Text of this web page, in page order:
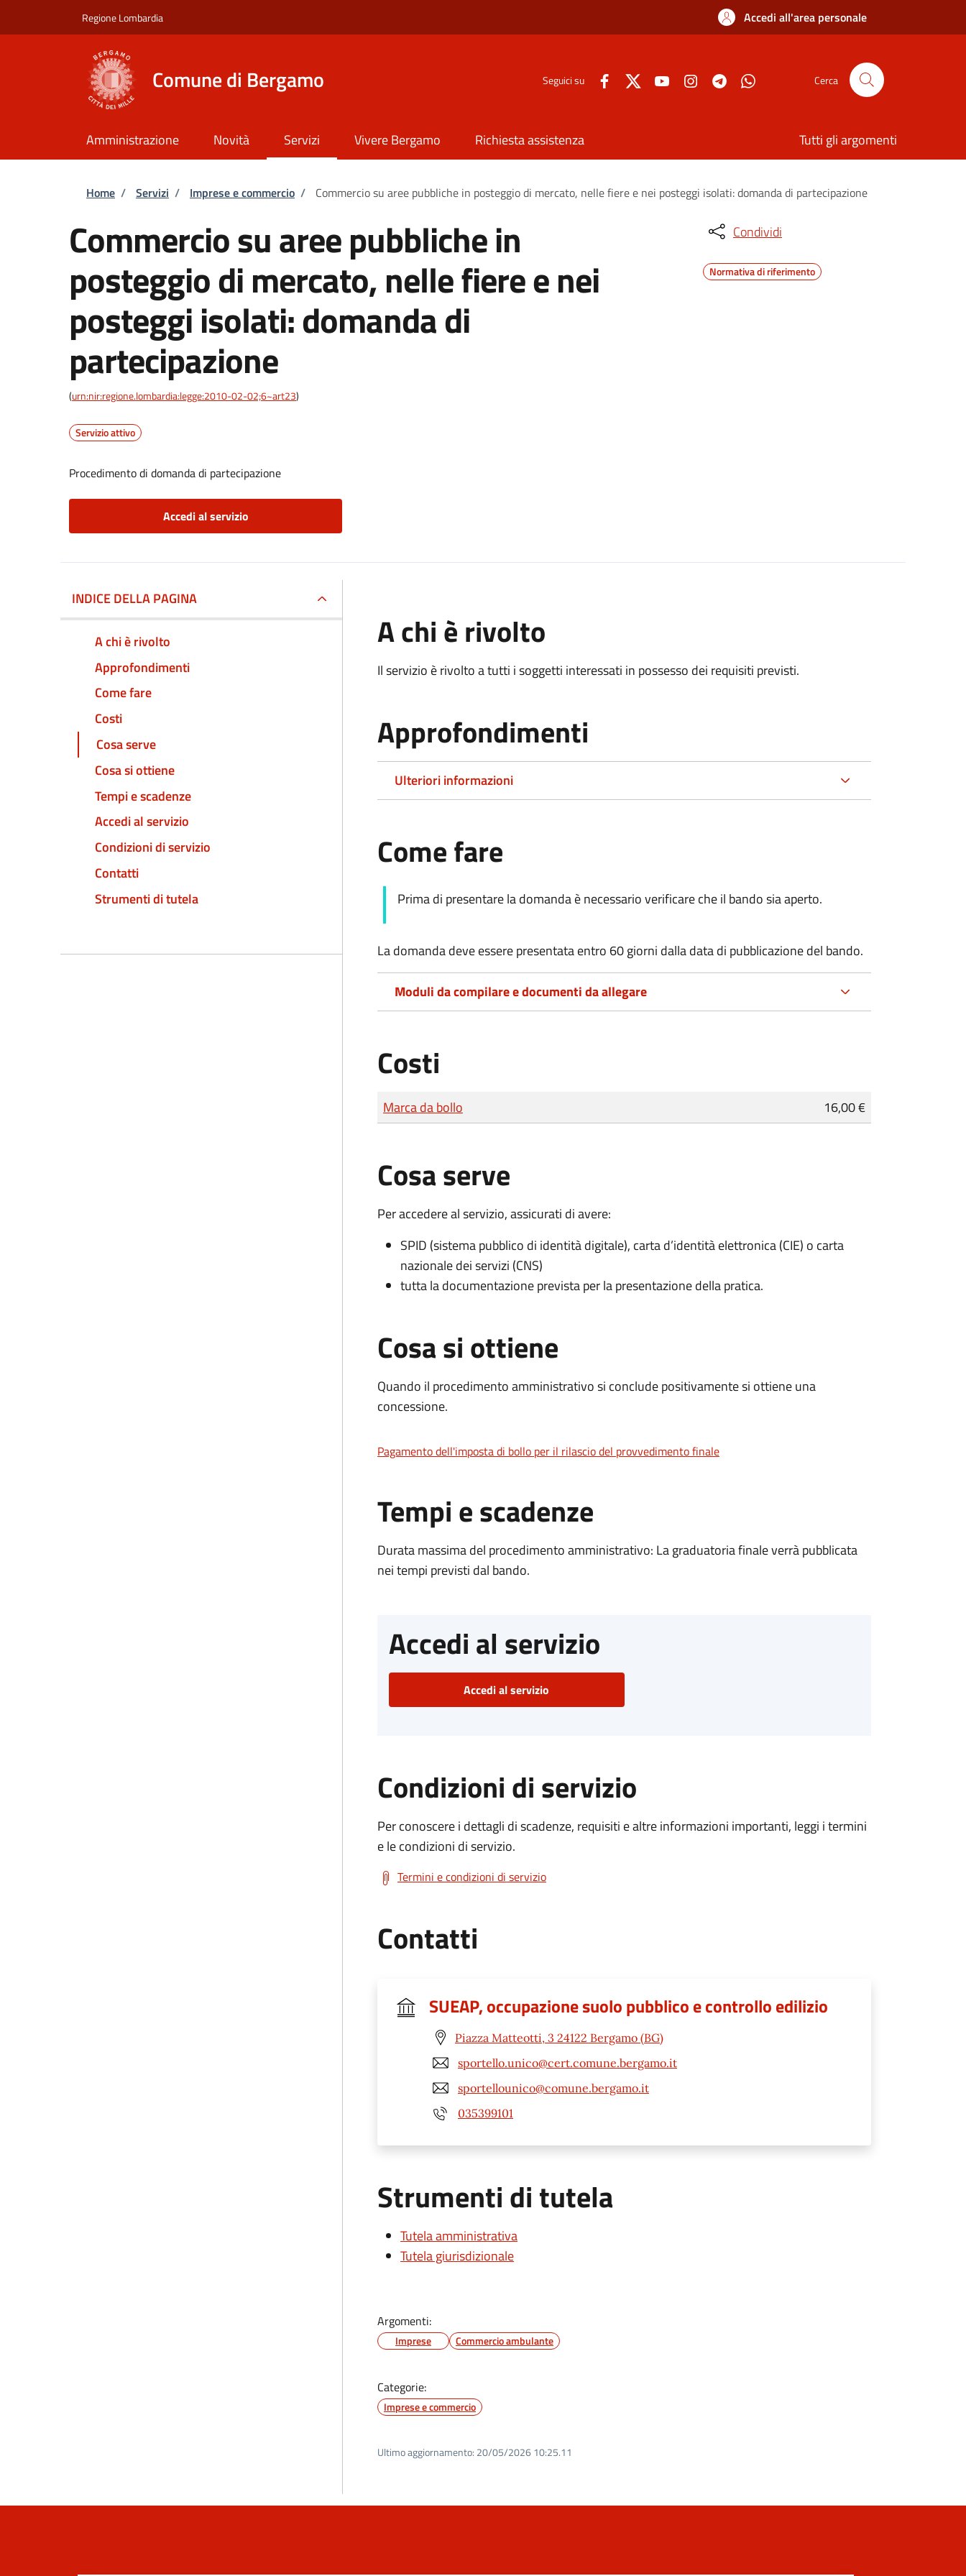
Regione Lombardia Accedi all'area personale
Comune di Bergamo Seguici su Cerca
Amministrazione Novità Servizi Vivere Bergamo Richiesta assistenza Tutti gli argomenti
Briciole di pane
Home / Servizi / Imprese e commercio / Commercio su aree pubbliche in posteggio di mercato, nelle fiere e nei posteggi isolati: domanda di partecipazione
Commercio su aree pubbliche in
posteggio di mercato, nelle fiere e nei
posteggi isolati: domanda di
partecipazione
(urn:nir:regione.lombardia:legge:2010-02-02;6~art23)
Servizio attivo
Procedimento di domanda di partecipazione
Accedi al servizio
Condividi
Normativa di riferimento
INDICE DELLA PAGINA
A chi è rivolto
Approfondimenti
Come fare
Costi
Cosa serve
Cosa si ottiene
Tempi e scadenze
Accedi al servizio
Condizioni di servizio
Contatti
Strumenti di tutela
A chi è rivolto
Il servizio è rivolto a tutti i soggetti interessati in possesso dei requisiti previsti.
Approfondimenti
Ulteriori informazioni
Come fare
Prima di presentare la domanda è necessario verificare che il bando sia aperto.
La domanda deve essere presentata entro 60 giorni dalla data di pubblicazione del bando.
Moduli da compilare e documenti da allegare
Costi
Tipo di pagamento
Importo
Marca da bollo 16,00 €
Cosa serve
Per accedere al servizio, assicurati di avere:
SPID (sistema pubblico di identità digitale), carta d’identità elettronica (CIE) o carta
nazionale dei servizi (CNS)
tutta la documentazione prevista per la presentazione della pratica.
Cosa si ottiene
Quando il procedimento amministrativo si conclude positivamente si ottiene una
concessione.
Pagamento dell'imposta di bollo per il rilascio del provvedimento finale
Tempi e scadenze
Durata massima del procedimento amministrativo: La graduatoria finale verrà pubblicata
nei tempi previsti dal bando.
Accedi al servizio
Accedi al servizio
Condizioni di servizio
Per conoscere i dettagli di scadenze, requisiti e altre informazioni importanti, leggi i termini
e le condizioni di servizio.
Termini e condizioni di servizio
Contatti
SUEAP, occupazione suolo pubblico e controllo edilizio
Piazza Matteotti, 3 24122 Bergamo (BG)
sportello.unico@cert.comune.bergamo.it
sportellounico@comune.bergamo.it
035399101
Strumenti di tutela
Tutela amministrativa
Tutela giurisdizionale
Argomenti:
Imprese Commercio ambulante
Categorie:
Imprese e commercio
Ultimo aggiornamento: 20/05/2026 10:25.11